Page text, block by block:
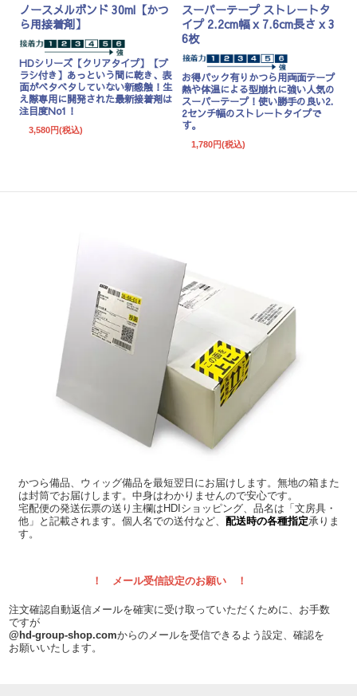
ノースメルボンド 30ml【かつ
ら用接着剤】
HDシリーズ【クリアタイプ】【ブ
ラシ付き】あっという間に乾き、表
面がベタベタしていない新感触！生
え際専用に開発された最新接着剤は
注目度No1！
3,580円(税込)
スーパーテープ ストレートタ
イプ 2.2cm幅 x 7.6cm長さ x 3
6枚
お得パック有りかつら用両面テープ
熱や体温による型崩れに強い人気の
スーパーテープ！使い勝手の良い2.
2センチ幅のストレートタイプで
す。
1,780円(税込)
かつら備品、ウィッグ備品を最短翌日にお届けします。無地の箱また
は封筒でお届けします。中身はわかりませんので安心です。
宅配便の発送伝票の送り主欄はHDIショッピング、品名は「文房具・
他」と記載されます。個人名での送付など、 配送時の各種指定承りま
す。
！ メール受信設定のお願い ！
注文確認自動返信メールを確実に受け取っていただくために、お手数
ですが
@hd-group-shop.comからのメールを受信できるよう設定、確認を
お願いいたします。